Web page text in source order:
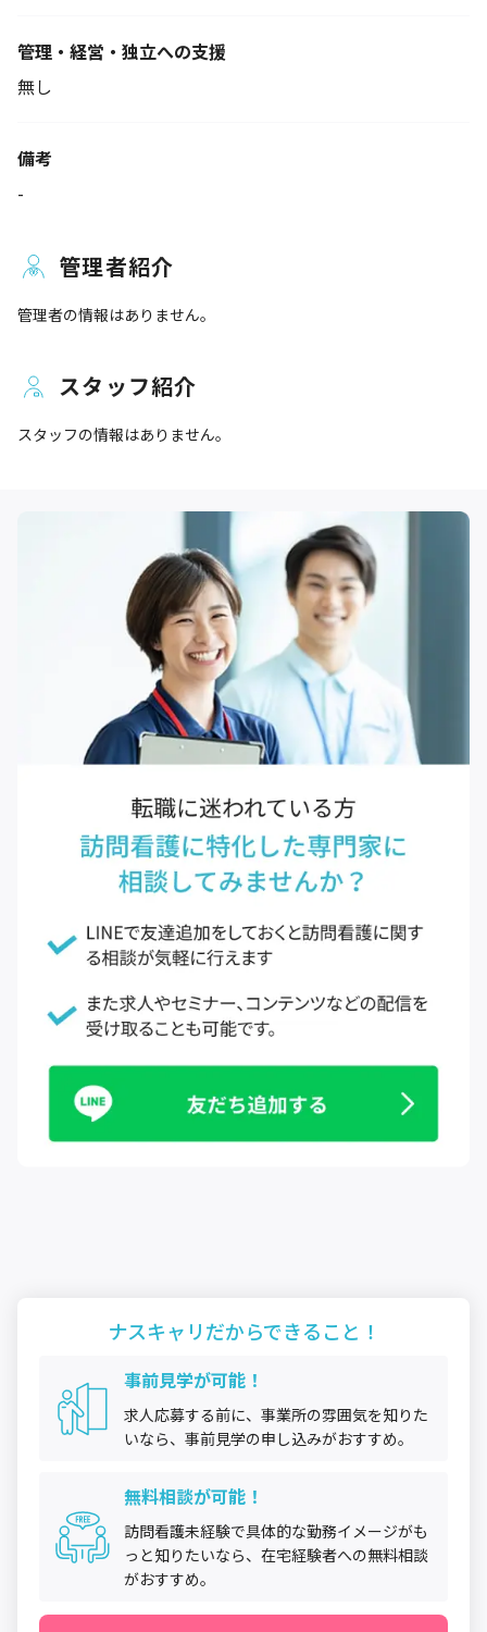
管理・経営・独立への支援
無し
備考
-
管理者紹介
管理者の情報はありません。
スタッフ紹介
スタッフの情報はありません。
ナスキャリだからできること！
事前見学が可能！
求人応募する前に、事業所の雰囲気を知りた
いなら、事前見学の申し込みがおすすめ。
無料相談が可能！
訪問看護未経験で具体的な勤務イメージがも
っと知りたいなら、在宅経験者への無料相談
がおすすめ。